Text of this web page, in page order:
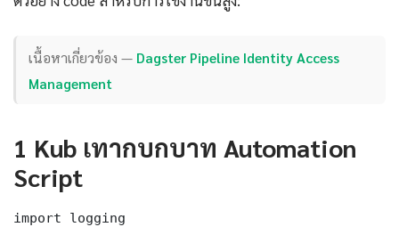
เนื้อหาเกี่ยวข้อง — Dagster Pipeline Identity Access
Management
1 Kub เทากบกบาท Automation
Script
import logging